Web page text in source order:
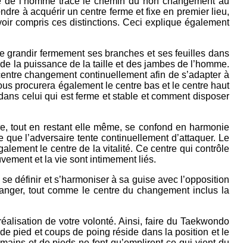
à acquérir un centre ferme et fixe en premier lieu,
compris ces distinctions. Ceci explique également
grandir fermement ses branches et ses feuilles dans
la puissance de la taille et des jambes de l’homme.
changement continuellement afin de s’adapter à
procurera également le centre bas et le centre haut
celui qui est ferme et stable et comment disposer
tout en restant elle même, se confond en harmonie
l’adversaire tente continuellement d’attaquer. Le
le centre de la vitalité. Ce centre qui contrôle
et la vie sont intimement liés.
définir et s’harmoniser à sa guise avec l’opposition
tout comme le centre du changement inclus la
de votre volonté. Ainsi, faire du Taekwondo
pied et coups de poing réside dans la position et le